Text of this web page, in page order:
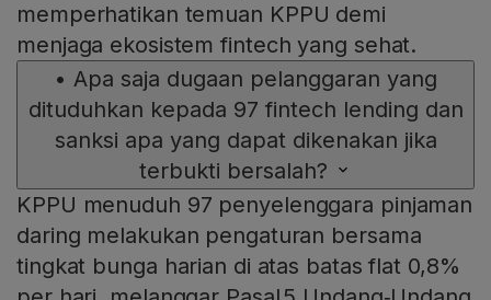
memperhatikan temuan KPPU demi
menjaga ekosistem fintech yang sehat.
• Apa saja dugaan pelanggaran yang
dituduhkan kepada 97 fintech lending dan
sanksi apa yang dapat dikenakan jika
terbukti bersalah?
KPPU menuduh 97 penyelenggara pinjaman
daring melakukan pengaturan bersama
tingkat bunga harian di atas batas flat 0,8%